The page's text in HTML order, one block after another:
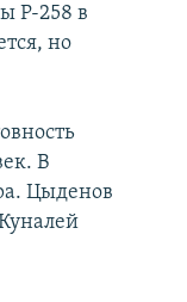
Р-258 в
но
В
Цыденов